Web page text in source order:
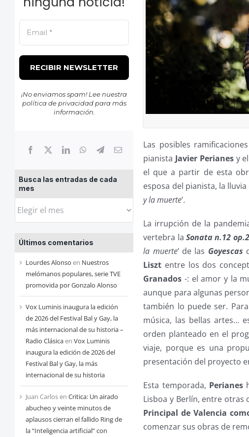
¡No enviamos spam! Lee nuestra
política de privacidadpara más
información.
Busca las entradas de cada
mes
Busca
entradas
de
cada
mes
Últimos comentarios
Lourdes Alonso en Nuestros
melómanos populares, serie TVE
promovida por Gonzalo Alonso
Vox Luminis inaugura la edición
de 2026 del Festival Bal y Gay, la
más internacional de su historia –
Radio Clásicaen Vox Luminis
inaugura la edición de 2026 del
Festival Bal y Gay, la más
internacional de su historia
Juan Carlosen Critica: Un airado
abucheo y veinte minutos de
aplausos cierran el fallido Ring de
la “Inteligencia artificial” con
Las posibles
pianista Javier Perianesy
el que a partir de esta
esposa del pianista, la
y la muerte’.
La irrupción de la
vertebra laSonata n.12
la muerte’ de las Goyescas
Liszt entre los dos
Granados -: el amor y la
aunque para algunas
también lo puede ser.
música, las bellas artes…
orden planteado en el
viaje, porque es una
presentación del proyecto
Esta temporada, Perianes
Lisboa y Berlín, entre otras
Principal de Valencia
comenzar sus obras de